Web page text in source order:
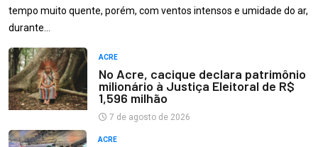
tempo muito quente, porém, com ventos intensos e umidade do ar,
durante…
ACRE
No Acre, cacique declara patrimônio
milionário à Justiça Eleitoral de R$
1,596 milhão
7 de agosto de 2026
ACRE